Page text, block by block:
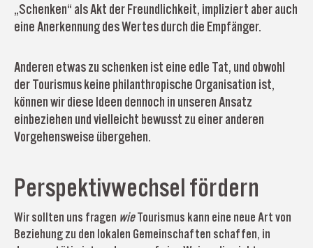
„Schenken“ als Akt der Freundlichkeit, impliziert aber auch
eine Anerkennung des Wertes durch die Empfänger.
Anderen etwas zu schenken ist eine edle Tat, und obwohl
der Tourismus keine philanthropische Organisation ist,
können wir diese Ideen dennoch in unseren Ansatz
einbeziehen und vielleicht bewusst zu einer anderen
Vorgehensweise übergehen.
Perspektivwechsel fördern
Wir sollten uns fragen wieTourismus kann eine neue Art von
Beziehung zu den lokalen Gemeinschaften schaffen, in